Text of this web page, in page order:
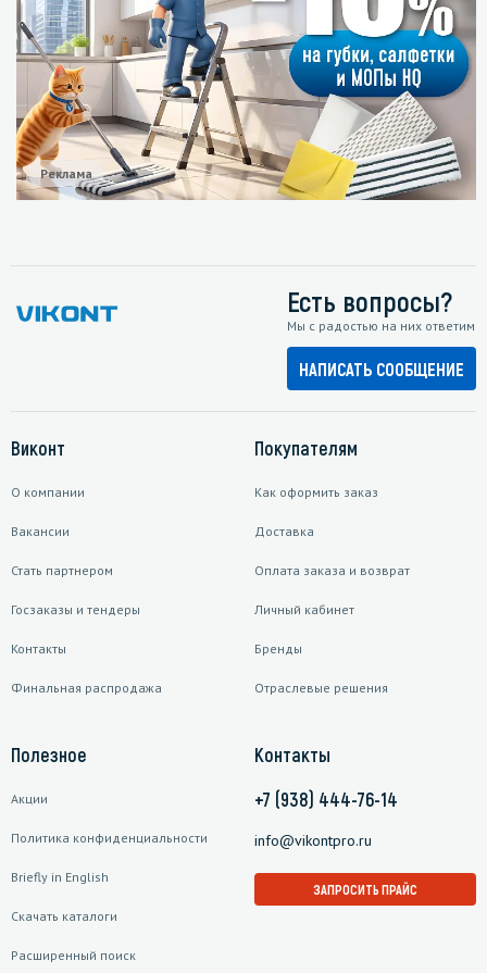
Реклама
Есть вопросы?
Мы с радостью на них ответим
НАПИСАТЬ СООБЩЕНИЕ
Виконт
О компании
Вакансии
Стать партнером
Госзаказы и тендеры
Контакты
Финальная распродажа
Покупателям
Как оформить заказ
Доставка
Оплата заказа и возврат
Личный кабинет
Бренды
Отраслевые решения
Полезное
Акции
Политика конфиденциальности
Briefly in English
Скачать каталоги
Расширенный поиск
Контакты
+7 (938) 444-76-14
info@vikontpro.ru
ЗАПРОСИТЬ ПРАЙС